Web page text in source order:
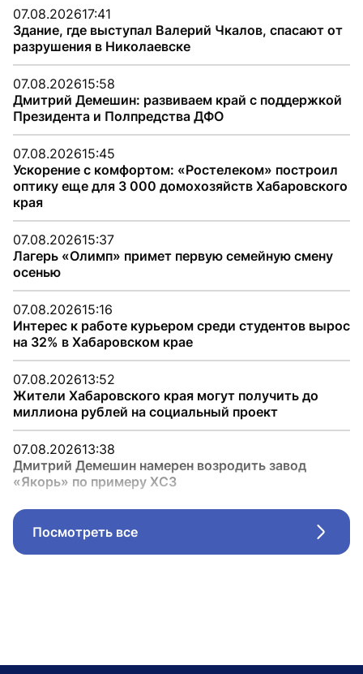
07.08.202617:41
Здание, где выступал Валерий Чкалов, спасают от
разрушения в Николаевске
07.08.202615:58
Дмитрий Демешин: развиваем край с поддержкой
Президента и Полпредства ДФО
07.08.202615:45
Ускорение с комфортом: «Ростелеком» построил
оптику еще для 3 000 домохозяйств Хабаровского
края
07.08.202615:37
Лагерь «Олимп» примет первую семейную смену
осенью
07.08.202615:16
Интерес к работе курьером среди студентов вырос
на 32% в Хабаровском крае
07.08.202613:52
Жители Хабаровского края могут получить до
миллиона рублей на социальный проект
07.08.202613:38
Дмитрий Демешин намерен возродить завод
«Якорь» по примеру ХСЗ
Посмотреть все